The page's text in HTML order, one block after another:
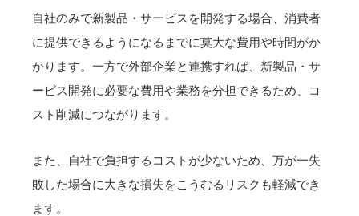
自社のみで新製品・サービスを開発する場合、消費者
に提供できるようになるまでに莫大な費用や時間がか
かります。一方で外部企業と連携すれば、新製品・サ
ービス開発に必要な費用や業務を分担できるため、コ
スト削減につながります。
また、自社で負担するコストが少ないため、万が一失
敗した場合に大きな損失をこうむるリスクも軽減でき
ます。